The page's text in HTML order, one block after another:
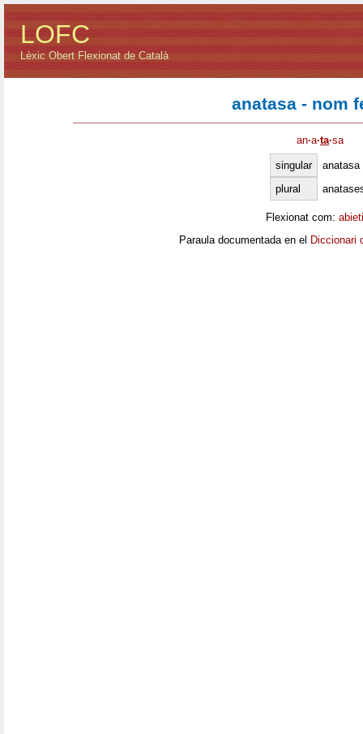
LOFC
Lèxic Obert Flexionat de Català
anatasa - nom
an·a·ta·sa
singular
anatasa
plural
Flexionat com:
Paraula documentada en el Diccionari